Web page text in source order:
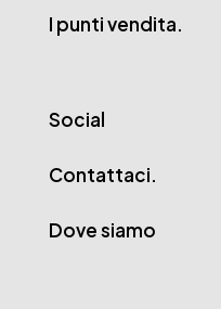
I punti vendita.
Social
Contattaci.
Dove siamo